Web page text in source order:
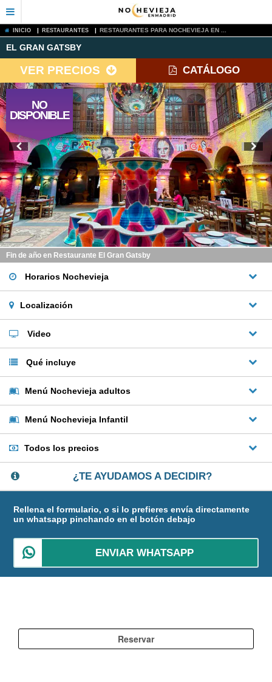
INICIO | RESTAURANTES | RESTAURANTES PARA NOCHEVIEJA EN ...
EL GRAN GATSBY
CATÁLOGO
VER PRECIOS
NO
DISPONIBLE
Fin de año en Restaurante El Gran Gatsby
Horarios Nochevieja
Localización
Video
Qué incluye
Menú Nochevieja adultos
Menú Nochevieja Infantil
Todos los precios
¿TE AYUDAMOS A DECIDIR?
Rellena el formulario, o si lo prefieres envía directamente
un whatsapp pinchando en el botón debajo
ENVIAR WHATSAPP